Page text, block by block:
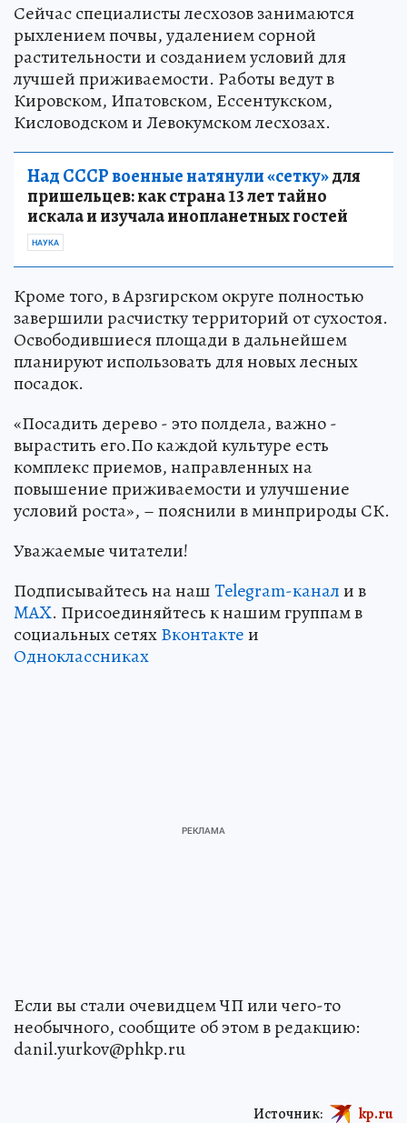
Сейчас специалисты лесхозов занимаются
рыхлением почвы, удалением сорной
растительности и созданием условий для
лучшей приживаемости. Работы ведут в
Кировском, Ипатовском, Ессентукском,
Кисловодском и Левокумском лесхозах.
Над СССР военные натянули «сетку»для
пришельцев: как страна 13 лет тайно
искала и изучала инопланетных гостей
НАУКА
Кроме того, в Арзгирском округе полностью
завершили расчистку территорий от сухостоя.
Освободившиеся площади в дальнейшем
планируют использовать для новых лесных
посадок.
«Посадить дерево - это полдела, важно -
вырастить его.По каждой культуре есть
комплекс приемов, направленных на
повышение приживаемости и улучшение
условий роста», – пояснили в минприроды СК.
Уважаемые читатели!
Подписывайтесь на нашTelegram-канали в
MAX. Присоединяйтесь к нашим группам в
социальных сетяхВконтактеи
Одноклассниках
Если вы стали очевидцем ЧП или чего-то
необычного, сообщите об этом в редакцию:
danil.yurkov@phkp.ru
Источник: kp.ru